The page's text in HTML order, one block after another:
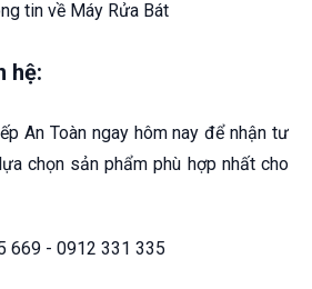
tin về Máy Rửa Bát
hệ:
An Toàn ngay hôm nay để nhận tư
chọn sản phẩm phù hợp nhất cho
669 - 0912 331 335